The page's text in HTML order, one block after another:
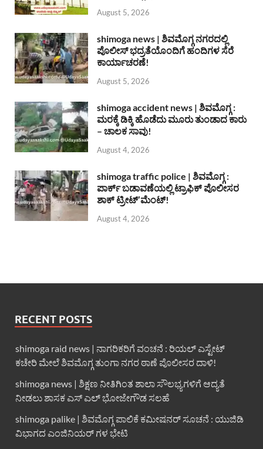
August 5, 2026
shimoga news | ಶಿವಮೊಗ್ಗ ನಗರದಲ್ಲಿ
ಪೊಲೀಸ್ ಭದ್ರತೆಯೊಂದಿಗೆ ಹಂದಿಗಳ ಸೆರೆ
ಕಾರ್ಯಾಚರಣೆ!
August 5, 2026
shimoga accident news | ಶಿವಮೊಗ್ಗ :
ಮರಕ್ಕೆ ಡಿಕ್ಕಿ ಹೊಡೆದು ಮೂರು ತುಂಡಾದ ಕಾರು
– ಚಾಲಕ ಸಾವು!
August 4, 2026
shimoga traffic police | ಶಿವಮೊಗ್ಗ :
ಪಾರ್ಕ್ ಬಡಾವಣೆಯಲ್ಲಿ ಟ್ರಾಫಿಕ್ ಪೊಲೀಸರ
ಶಾಕ್ ಟ್ರೀಟ್’ಮೆಂಟ್!
August 4, 2026
RECENT POSTS
shimoga raid news | ನಾಗರಿಕರಿಗೆ ವಂಚನೆ : ರಿಯಲ್ ಎಸ್ಟೇಟ್
ಕಚೇರಿ ಮೇಲೆ ಶಿವಮೊಗ್ಗ ತುಂಗಾ ನಗರ ಠಾಣೆ ಪೊಲೀಸರ ದಾಳಿ!
shimoga news | ಶಿಕ್ಷಣ ನೀತಿಗಿಂತ ಶಾಲಾ ಸೌಲಭ್ಯಗಳಿಗೆ ಆದ್ಯತೆ
ನೀಡಲು ಶಾಸಕ ಎಸ್ ಎಲ್ ಭೋಜೇಗೌಡ ಸಲಹೆ
shimoga palike | ಶಿವಮೊಗ್ಗ ಪಾಲಿಕೆ ಕಮೀಷನರ್ ಸೂಚನೆ : ಯುಜಿಡಿ
ವಿಭಾಗದ ಎಂಜಿನಿಯರ್ ಗಳ ಭೇಟಿ